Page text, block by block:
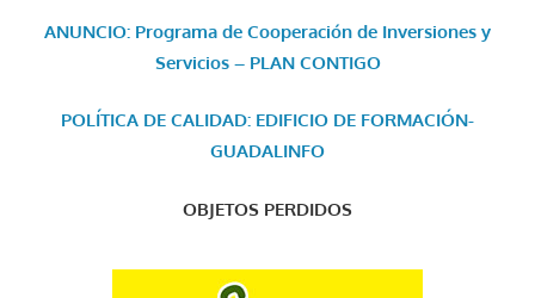
ANUNCIO: Programa de Cooperación de Inversiones y
Servicios – PLAN CONTIGO
POLÍTICA DE CALIDAD: EDIFICIO DE FORMACIÓN-
GUADALINFO
OBJETOS PERDIDOS